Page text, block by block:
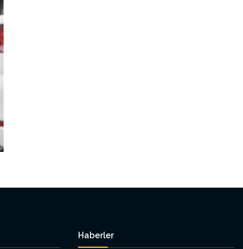
Haberler